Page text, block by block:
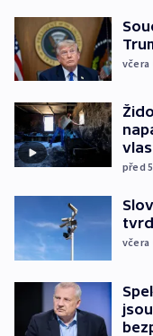
včera
před
včera